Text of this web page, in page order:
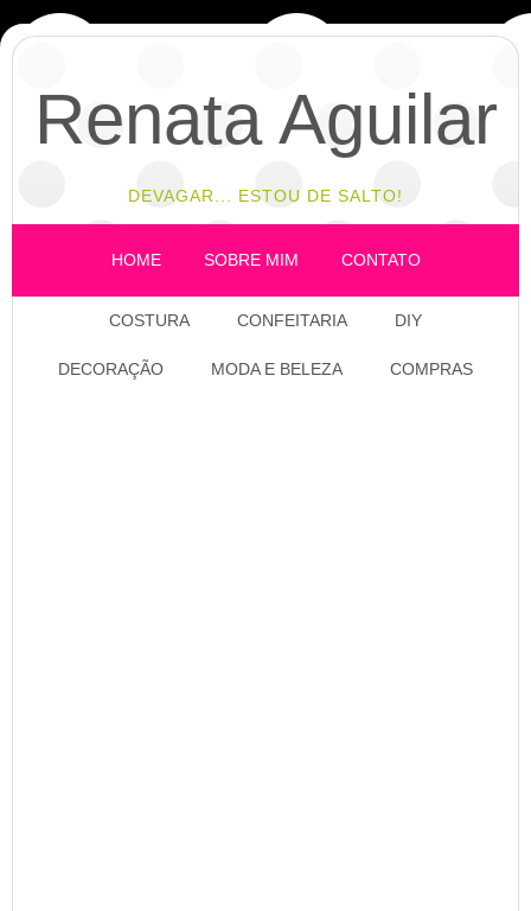
Renata Aguilar
DEVAGAR... ESTOU DE SALTO!
HOME SOBRE MIM CONTATO
COSTURA CONFEITARIA DIY
DECORAÇÃO MODA E BELEZA COMPRAS